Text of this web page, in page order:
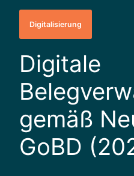
Digitalisierung
Digitale
gemäß
GoBD